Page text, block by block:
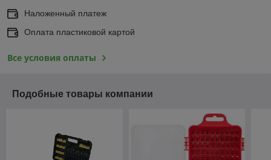
Наложенный платеж
Оплата пластиковой картой
Все условия оплаты
Подобные товары компании